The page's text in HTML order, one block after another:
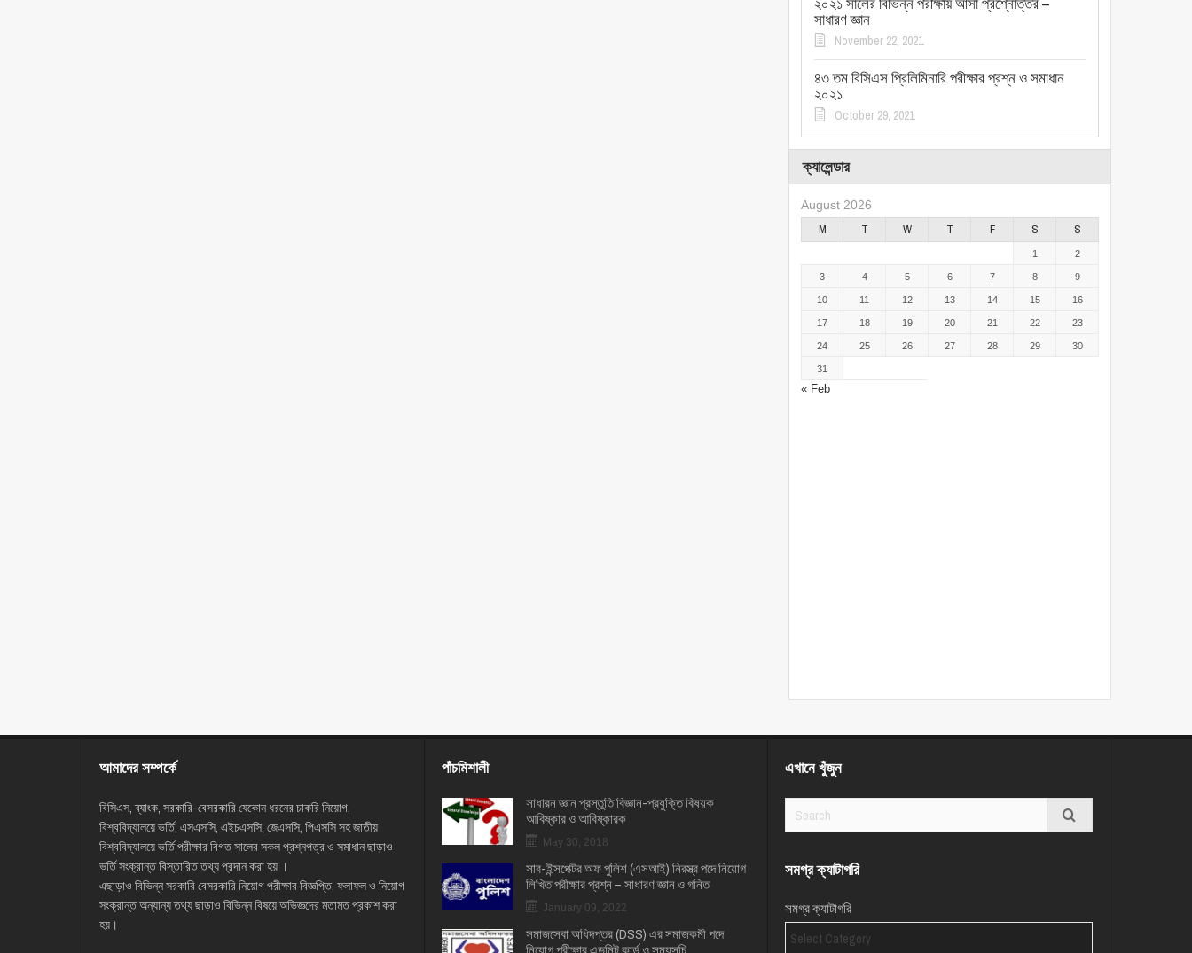
সাধারণ জ্ঞান
November 22, 2021
৪৩ তম বিসিএস প্রিলিমিনারি পরীক্ষার প্রশ্ন ও সমাধান
২০২১
October 29, 2021
ক্যালেন্ডার
August 2026
M T W T F S S
« Feb
1 2
3 4 5 6 7 8 9
10 11 12 13 14 15 16
17 18 19 20 21 22 23
24 25 26 27 28 29 30
31
আমাদের সম্পর্কে
বিসিএস, ব্যাংক, সরকারি-বেসরকারি যেকোন ধরনের চাকরি নিয়োগ,
বিশ্ববিদ্যালয়ে ভর্তি, এসএসসি, এইচএসসি, জেএসসি, পিএসসি সহ জাতীয়
বিশ্ববিদ্যালয়ে ভর্তি পরীক্ষার বিগত সালের সকল প্রশ্নপত্র ও সমাধান ছাড়াও
ভর্তি সংক্রান্ত বিস্তারিত তথ্য প্রদান করা হয় ।
এছাড়াও বিভিন্ন সরকারি বেসরকারি নিয়োগ পরীক্ষার বিজ্ঞপ্তি, ফলাফল ও নিয়োগ
সংক্রান্ত অন্যান্য তথ্য ছাড়াও বিভিন্ন বিষয়ে অভিজ্ঞদের মতামত প্রকাশ করা
হয়।
পাঁচমিশালী
সাধারন জ্ঞান প্রস্তুতি বিজ্ঞান-প্রযুক্তি বিষয়ক
আবিষ্কার ও আবিষ্কারক
May 30, 2018
সাব-ইন্সপেক্টর অফ পুলিশ (এসআই) নিরস্ত্র পদে নিয়োগ
লিখিত পরীক্ষার প্রশ্ন – সাধারণ জ্ঞান ও গনিত
January 09, 2022
সমাজসেবা অধিদপ্তর (DSS) এর সমাজকর্মী পদে
এখানে খুঁজুন
সমগ্র ক্যাটাগরি
সমগ্র ক্যাটাগরি